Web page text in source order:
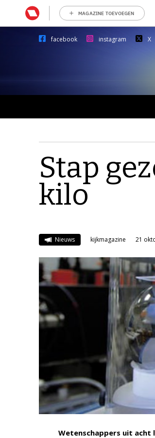
MAGAZINE TOEVOEGEN
facebook instagram X
Stap
kilo
Nieuws kijkmagazine 21
Wetenschappers uit acht